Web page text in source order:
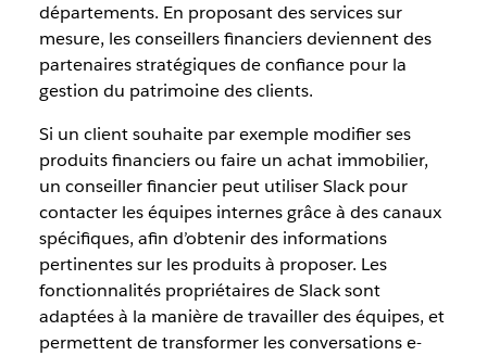
départements. En proposant des services sur
mesure, les conseillers financiers deviennent des
partenaires stratégiques de confiance pour la
gestion du patrimoine des clients.
Si un client souhaite par exemple modifier ses
produits financiers ou faire un achat immobilier,
un conseiller financier peut utiliser Slack pour
contacter les équipes internes grâce à des canaux
spécifiques, afin d’obtenir des informations
pertinentes sur les produits à proposer. Les
fonctionnalités propriétaires de Slack sont
adaptées à la manière de travailler des équipes, et
permettent de transformer les conversations e-